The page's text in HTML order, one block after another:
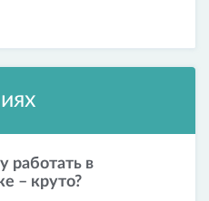
работать в
– круто?